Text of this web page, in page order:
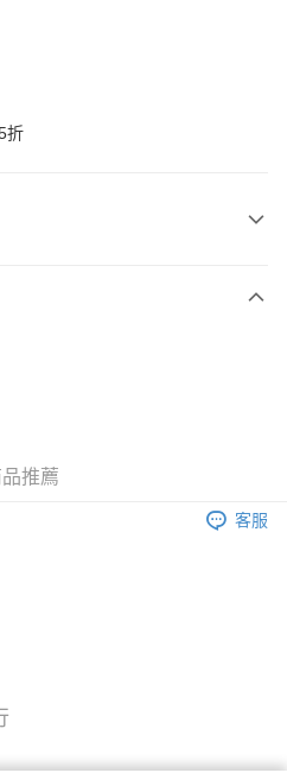
折
個工作天到店，7天內取。逾期後
推薦
客服